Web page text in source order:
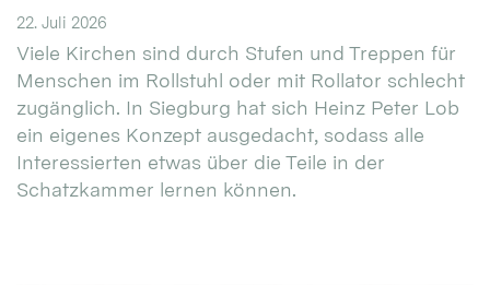
22. Juli 2026
Viele Kirchen sind durch Stufen und Treppen für
Menschen im Rollstuhl oder mit Rollator schlecht
zugänglich. In Siegburg hat sich Heinz Peter Lob
ein eigenes Konzept ausgedacht, sodass alle
Interessierten etwas über die Teile in der
Schatzkammer lernen können.